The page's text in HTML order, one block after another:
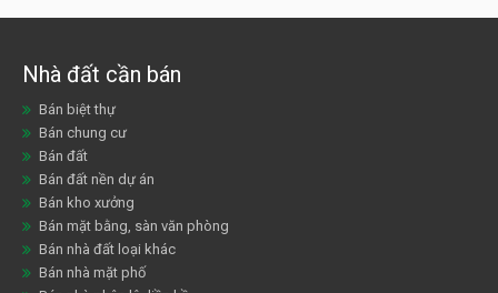
Nhà đất cần bán
Bán biệt thự
Bán chung cư
Bán đất
Bán đất nền dự án
Bán kho xưởng
Bán mặt bằng, sàn văn phòng
Bán nhà đất loại khác
Bán nhà mặt phố